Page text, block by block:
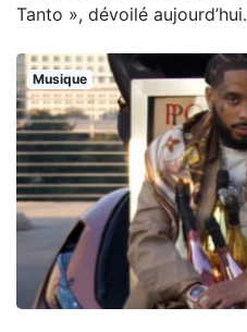
Tanto », dévoilé aujourd’hui.
Musique